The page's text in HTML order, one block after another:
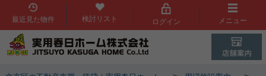
最近見た物件 検討リスト ログイン メニュー